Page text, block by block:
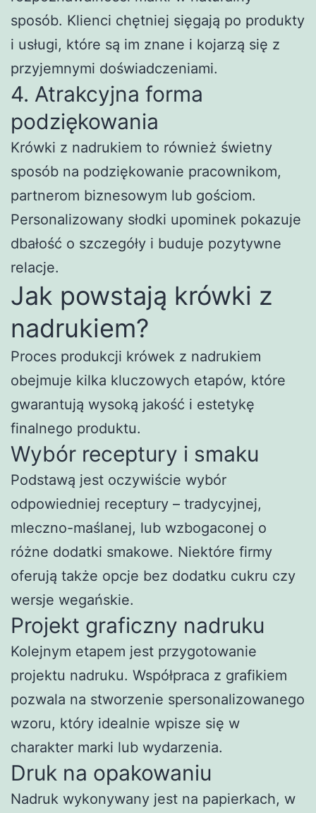
sposób. Klienci chętniej sięgają po produkty
i usługi, które są im znane i kojarzą się z
przyjemnymi doświadczeniami.
4. Atrakcyjna forma
podziękowania
Krówki z nadrukiem to również świetny
sposób na podziękowanie pracownikom,
partnerom biznesowym lub gościom.
Personalizowany słodki upominek pokazuje
dbałość o szczegóły i buduje pozytywne
relacje.
Jak powstają krówki z
nadrukiem?
Proces produkcji krówek z nadrukiem
obejmuje kilka kluczowych etapów, które
gwarantują wysoką jakość i estetykę
finalnego produktu.
Wybór receptury i smaku
Podstawą jest oczywiście wybór
odpowiedniej receptury – tradycyjnej,
mleczno-maślanej, lub wzbogaconej o
różne dodatki smakowe. Niektóre firmy
oferują także opcje bez dodatku cukru czy
wersje wegańskie.
Projekt graficzny nadruku
Kolejnym etapem jest przygotowanie
projektu nadruku. Współpraca z grafikiem
pozwala na stworzenie spersonalizowanego
wzoru, który idealnie wpisze się w
charakter marki lub wydarzenia.
Druk na opakowaniu
Nadruk wykonywany jest na papierkach, w